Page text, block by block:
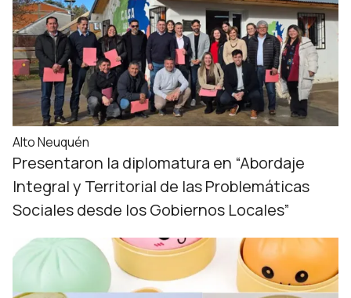
Alto Neuquén
Presentaron la diplomatura en “Abordaje
Integral y Territorial de las Problemáticas
Sociales desde los Gobiernos Locales”